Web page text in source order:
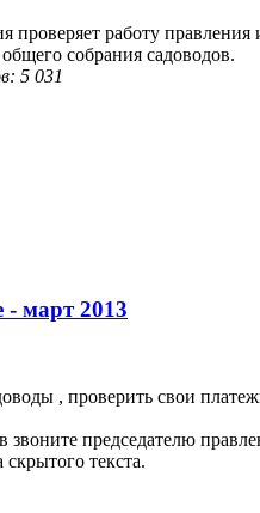
работу правления
собрания садоводов.
5 031
- март 2013
, проверить свои
звоните председателю
текста.